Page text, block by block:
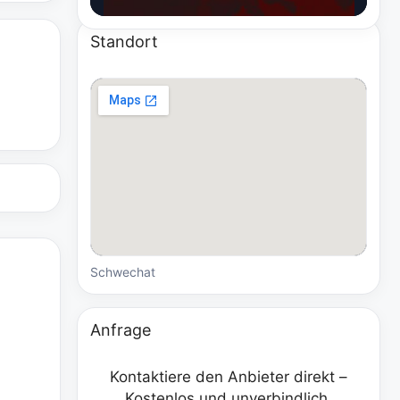
Standort
Schwechat
Anfrage
Kontaktiere den Anbieter direkt –